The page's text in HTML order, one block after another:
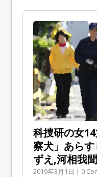
科捜研の女
察犬」あら
ずえ,河相我
2019年3月1日 | 0